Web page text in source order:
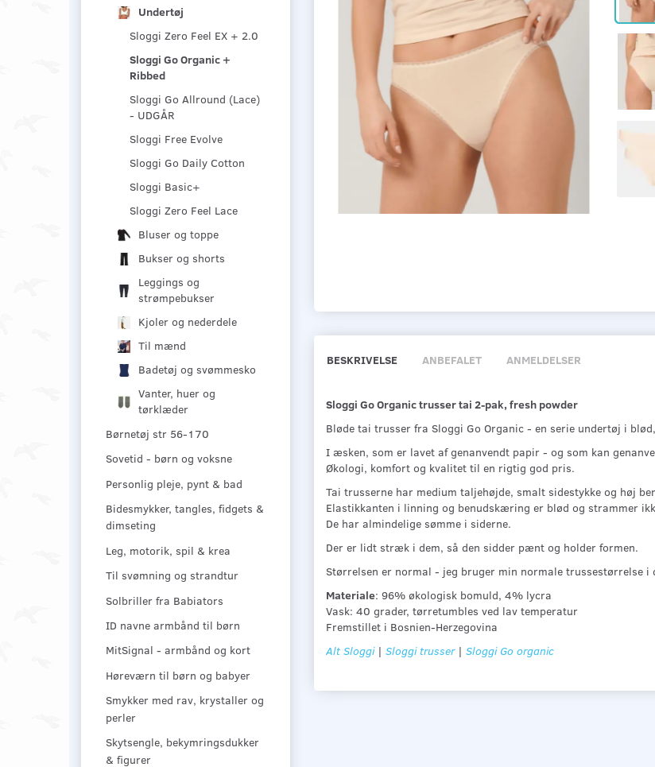
Undertøj
Sloggi Zero Feel EX + 2.0
Sloggi Go Organic +
Ribbed
Sloggi Go Allround (Lace)
- UDGÅR
Sloggi Free Evolve
Sloggi Go Daily Cotton
Sloggi Basic+
Sloggi Zero Feel Lace
Bluser og toppe
Bukser og shorts
Leggings og
strømpebukser
Kjoler og nederdele
Til mænd
Badetøj og svømmesko
Vanter, huer og
tørklæder
Børnetøj str 56-170
Sovetid - børn og voksne
Personlig pleje, pynt & bad
Bidesmykker, tangles, fidgets &
dimseting
Leg, motorik, spil & krea
Til svømning og strandtur
Solbriller fra Babiators
ID navne armbånd til børn
MitSignal - armbånd og kort
Høreværn til børn og babyer
Smykker med rav, krystaller og
perler
Skytsengle, bekymringsdukker
& figurer
BESKRIVELSE ANBEFALET ANMELDELSER
Sloggi Go Organic trusser tai 2-pak, fresh powder
Bløde tai trusser fra Sloggi Go Organic - en serie undertøj i
I æsken, som er lavet af genanvendt papir - og som kan
Økologi, komfort og kvalitet til en rigtig god pris.
Tai trusserne har medium taljehøjde, smalt sidestykke og høj
Elastikkanten i linning og benudskæring er blød og strammer
De har almindelige sømme i siderne.
Der er lidt stræk i dem, så den sidder pænt og holder formen.
Størrelsen er normal - jeg bruger min normale trussestørrelse i
Materiale: 96% økologisk bomuld, 4% lycra
Vask: 40 grader, tørretumbles ved lav temperatur
Fremstillet i Bosnien-Herzegovina
Alt Sloggi| Sloggi trusser| Sloggi Go organic